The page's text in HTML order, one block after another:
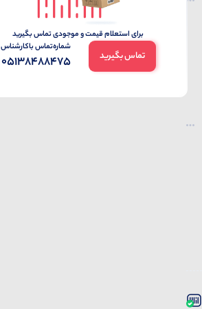
برای استعلام قیمت و موجودی تماس بگیرید
تماس بگیرید
شماره‌تماس‌ با‌کارشناس
05138488475